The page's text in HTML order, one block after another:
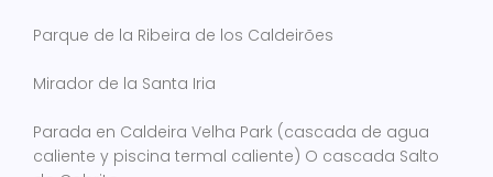
Parque de la Ribeira de los Caldeirões
Mirador de la Santa Iria
Parada en Caldeira Velha Park (cascada de agua
caliente y piscina termal caliente) O cascada Salto